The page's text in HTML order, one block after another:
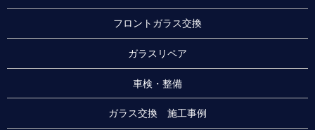
フロントガラス交換
ガラスリペア
車検・整備
ガラス交換 施工事例